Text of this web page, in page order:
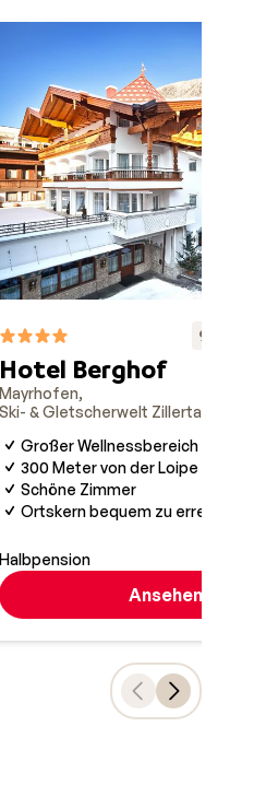
9.1
Hotel Berghof
Mayrhofen
Ski- & Gletscherwelt Zillertal 3000
Großer Wellnessbereich
300 Meter von der Loipe
Schöne Zimmer
Ortskern bequem zu erreichen
Halbpension
Ansehen